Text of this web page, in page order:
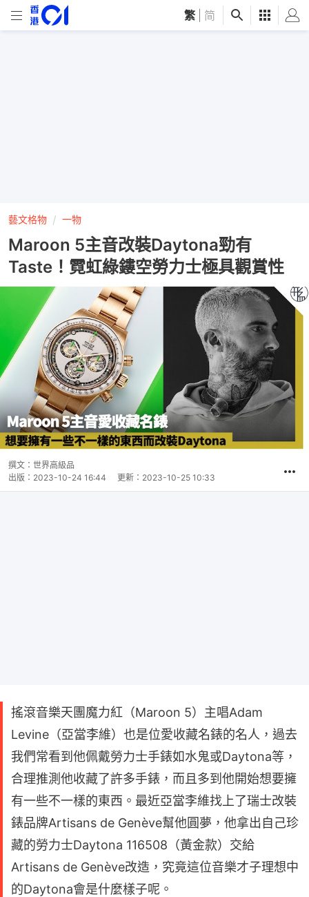
繁 简
藝文格物 一物
Maroon 5主音改裝Daytona勁有
Taste！霓虹綠鏤空勞力士極具觀賞性
撰文： 世界高級品
出版： 2023-10-24 16:44 更新： 2023-10-25 10:33
搖滾音樂天團魔力紅（Maroon 5）主唱Adam
Levine（亞當李維）也是位愛收藏名錶的名人，過去
我們常看到他佩戴勞力士手錶如水鬼或Daytona等，
合理推測他收藏了許多手錶，而且多到他開始想要擁
有一些不一樣的東西。最近亞當李維找上了瑞士改裝
錶品牌Artisans de Genève幫他圓夢，他拿出自己珍
藏的勞力士Daytona 116508（黃金款）交給
Artisans de Genève改造，究竟這位音樂才子理想中
的Daytona會是什麼樣子呢。